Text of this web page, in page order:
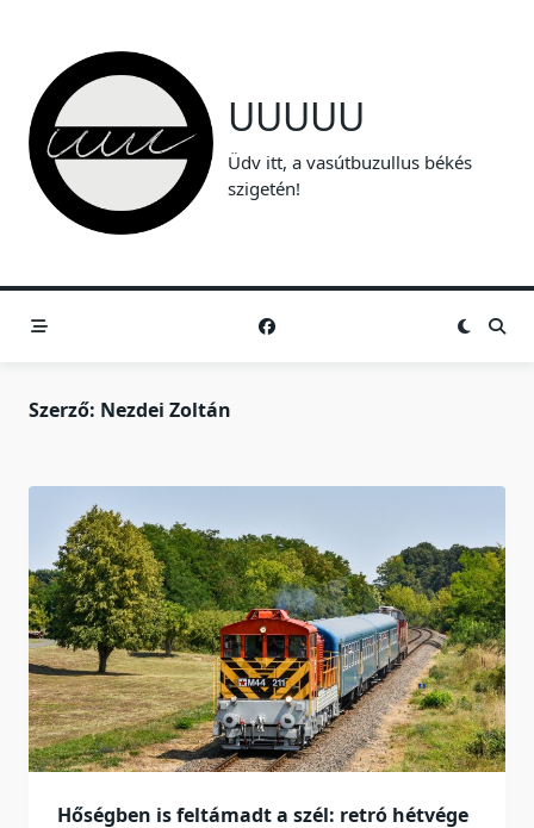
content
UUUUU
Üdv itt, a vasútbuzullus békés
szigetén!
Szerző: Nezdei Zoltán
Hőségben is feltámadt a szél: retró hétvége